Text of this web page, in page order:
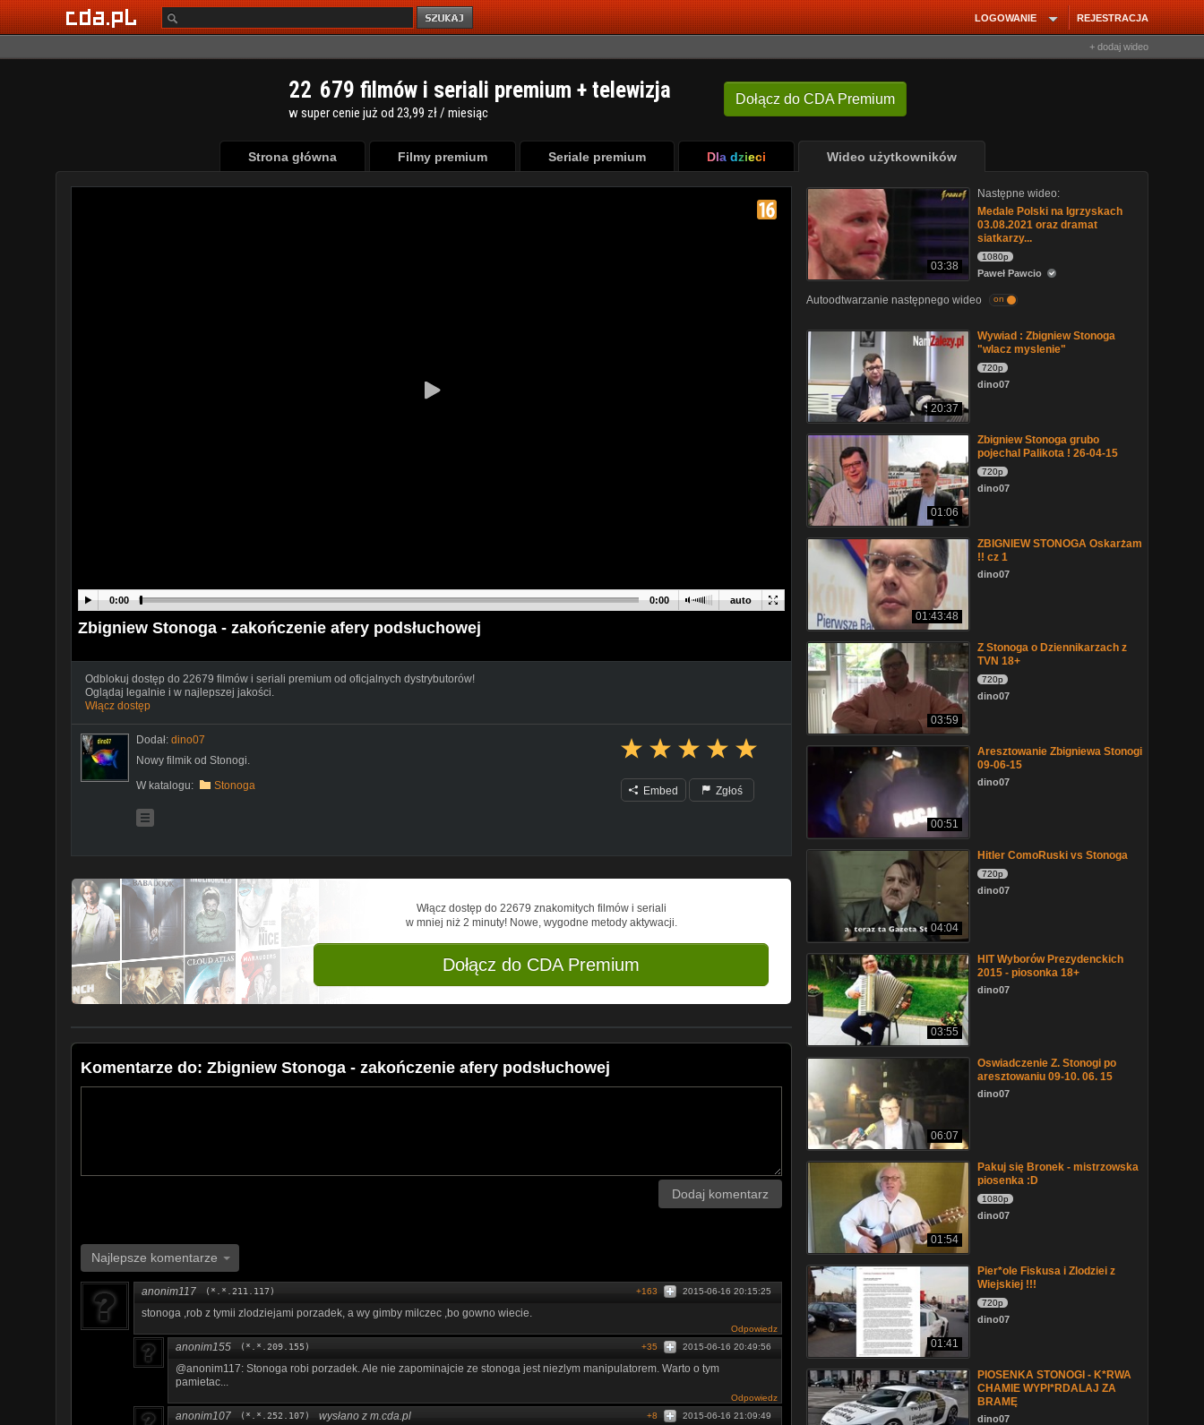
REJESTRACJA
LOGOWANIE
+ dodaj wideo
Dołącz do CDA Premium
22 679 filmów i seriali premium + telewizja
w super cenie już od 23,99 zł / miesiąc
Strona główna Filmy premium Seriale premium Dla dzieci Wideo użytkowników
auto
0:00 0:00
Zbigniew Stonoga - zakończenie afery podsłuchowej
Odblokuj dostęp do 22679 filmów i seriali premium od oficjalnych dystrybutorów!
Oglądaj legalnie i w najlepszej jakości.
Włącz dostęp
Dodał: dino07
Nowy filmik od Stonogi.
W katalogu:
Stonoga Embed Zgłoś
Włącz dostęp do 22679 znakomitych filmów i seriali
w mniej niż 2 minuty! Nowe, wygodne metody aktywacji.
Dołącz do CDA Premium
Komentarze do: Zbigniew Stonoga - zakończenie afery podsłuchowej
Dodaj komentarz
Najlepsze komentarze
anonim117 (*.*.211.117) 2015-06-16 20:15:25
+163
stonoga ,rob z tymii zlodziejami porzadek, a wy gimby milczec ,bo gowno wiecie.
Odpowiedz
anonim155 (*.*.209.155) 2015-06-16 20:49:56
+35
@anonim117: Stonoga robi porzadek. Ale nie zapominajcie ze stonoga jest niezlym manipulatorem. Warto o tym
pamietac...
Odpowiedz
anonim107 (*.*.252.107) wysłano z m.cda.pl 2015-06-16 21:09:49
+8
03:38
Następne wideo:
Medale Polski na Igrzyskach
03.08.2021 oraz dramat
siatkarzy...
1080p
Paweł Pawcio
Autoodtwarzanie następnego wideo on
20:37
Wywiad : Zbigniew Stonoga
"wlacz myslenie"
720p
dino07
01:06
Zbigniew Stonoga grubo
pojechal Palikota ! 26-04-15
720p
dino07
01:43:48
ZBIGNIEW STONOGA Oskarżam
!! cz 1
dino07
03:59
Z Stonoga o Dziennikarzach z
TVN 18+
720p
dino07
00:51
Aresztowanie Zbigniewa Stonogi
09-06-15
dino07
04:04
Hitler ComoRuski vs Stonoga
720p
dino07
03:55
HIT Wyborów Prezydenckich
2015 - piosonka 18+
dino07
06:07
Oswiadczenie Z. Stonogi po
aresztowaniu 09-10. 06. 15
dino07
01:54
Pakuj się Bronek - mistrzowska
piosenka :D
1080p
dino07
01:41
Pier*ole Fiskusa i Zlodziei z
Wiejskiej !!!
720p
dino07
PIOSENKA STONOGI - K*RWA
CHAMIE WYPI*RDALAJ ZA
BRAMĘ
dino07